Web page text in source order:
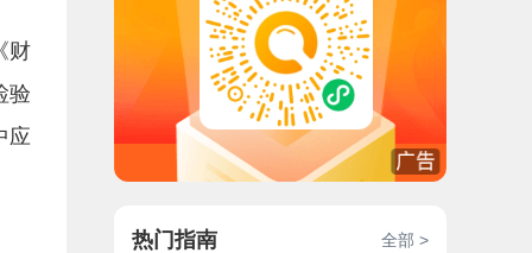
财
验
应
热门指南 全部 >